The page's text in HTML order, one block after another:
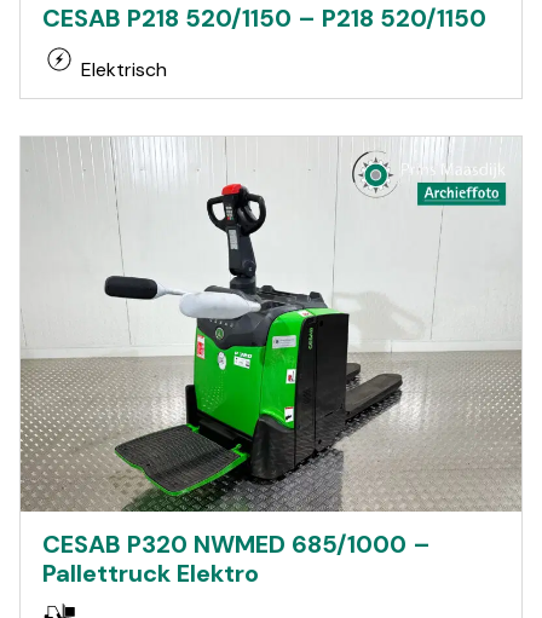
CESAB P218 520/1150 – P218 520/1150
Elektrisch
CESAB P320 NWMED 685/1000 –
Pallettruck Elektro